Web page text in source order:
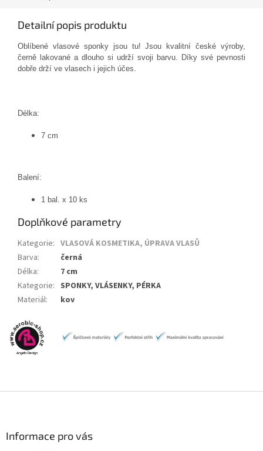
Detailní popis produktu
Oblíbené vlasové sponky jsou tu! Jsou kvalitní české výroby,
černě lakované a dlouho si udrží svoji barvu. Díky své pevnosti
dobře drží ve vlasech i jejich účes.
Délka:
7 cm
Balení:
1 bal. x 10 ks
Doplňkové parametry
Kategorie: VLASOVÁ KOSMETIKA, ÚPRAVA VLASŮ
Barva:
černá
Délka:
7 cm
Kategorie: SPONKY, VLÁSENKY, PÉRKA
Materiál: kov
Informace pro vás